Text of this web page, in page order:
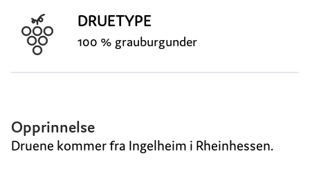
DRUETYPE
100 % grauburgunder
Opprinnelse
Druene kommer fra Ingelheim i Rheinhessen.